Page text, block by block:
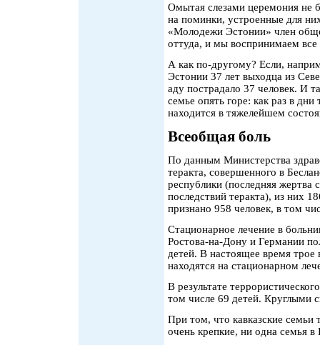
Омытая слезами церемония не
на поминки, устроенные для
«Молодежи Эстонии» член
оттуда, и мы воспринимаем
А как по-другому? Если,
Эстонии 37 лет выходца из
аду пострадало 37 человек. И
семье опять горе: как раз в
находится в тяжелейшем
Всеобщая боль
По данным Министерства
теракта, совершенного в
республики (последняя жертва
последствий теракта), из них
признано 958 человек, в том
Стационарное лечение в
Ростова-на-Дону и Германии
детей. В настоящее время
находятся на стационарном
В результате
том числе 69 детей. Круглыми
При том, что кавказские семьи
очень крепкие, ни одна семья в